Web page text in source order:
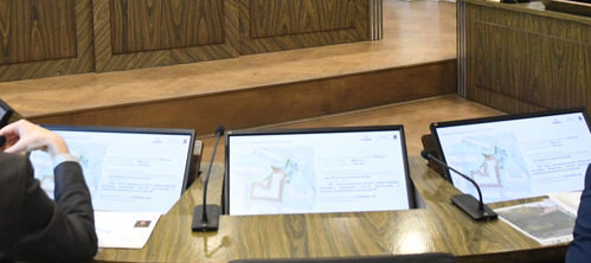
волне» в Казани выступят
И.Метшин: «В Салават Купере